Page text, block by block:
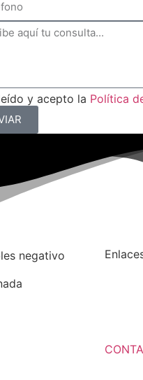
y acepto la Política